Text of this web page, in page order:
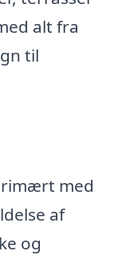
alt fra
til
med
af
og